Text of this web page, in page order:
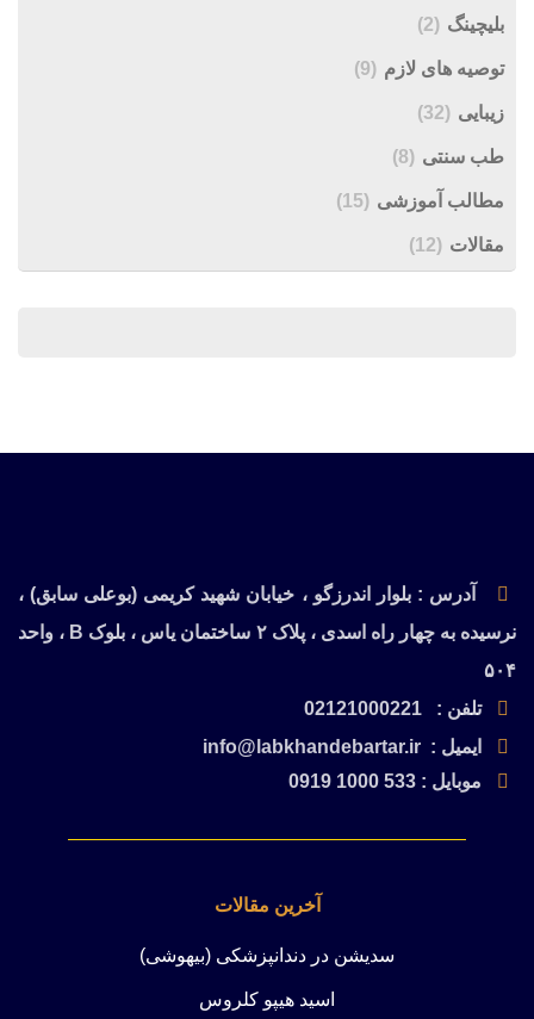
بلیچینگ (2)
توصیه های لازم (9)
زیبایی (32)
طب سنتی (8)
مطالب آموزشی (15)
مقالات (12)
آدرس : بلوار اندرزگو ، خیابان شهید کریمی (بوعلی سابق) ،
نرسیده به چهار راه اسدی ، پلاک ۲ ساختمان یاس ، بلوک B ، واحد
۵۰۴
تلفن : 02121000221
ایمیل : info@labkhandebartar.ir
موبایل : 533 1000 0919
آخرین مقالات
سدیشن در دندانپزشکی (بیهوشی)
اسید هیپو کلروس